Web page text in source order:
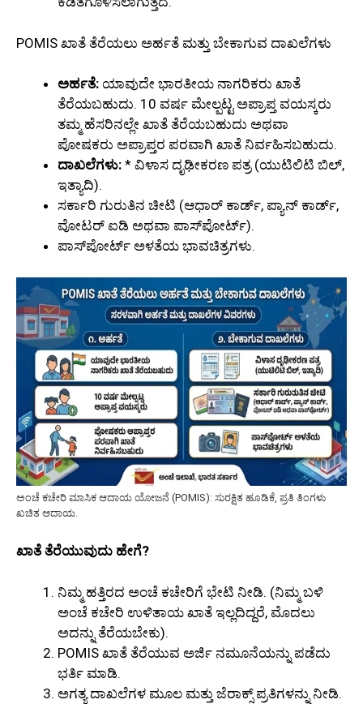
POMIS ಖಾತೆ ತೆರೆಯಲು ಅರ್ಹತೆ ಮತ್ತು ಬೇಕಾಗುವ ದಾಖಲೆಗಳು
ಅರ್ಹತೆ: ಯಾವುದೇ ಭಾರತೀಯ ನಾಗರಿಕರು ಖಾತೆ
ತೆರೆಯಬಹುದು. 10 ವರ್ಷ ಮೇಲ್ಪಟ್ಟ ಅಪ್ರಾಪ್ತ ವಯಸ್ಕರು
ತಮ್ಮ ಹೆಸರಿನಲ್ಲೇ ಖಾತೆ ತೆರೆಯಬಹುದು ಅಥವಾ
ಪೋಷಕರು ಅಪ್ರಾಪ್ತರ ಪರವಾಗಿ ಖಾತೆ ನಿರ್ವಹಿಸಬಹುದು.
ದಾಖಲೆಗಳು: * ವಿಳಾಸ ದೃಢೀಕರಣ ಪತ್ರ (ಯುಟಿಲಿಟಿ ಬಿಲ್,
ಇತ್ಯಾದಿ).
ಸರ್ಕಾರಿ ಗುರುತಿನ ಚೀಟಿ (ಆಧಾರ್ ಕಾರ್ಡ್, ಪ್ಯಾನ್ ಕಾರ್ಡ್,
ವೋಟರ್ ಐಡಿ ಅಥವಾ ಪಾಸ್‌ಪೋರ್ಟ್).
ಪಾಸ್‌ಪೋರ್ಟ್ ಅಳತೆಯ ಭಾವಚಿತ್ರಗಳು.
ಅಂಚೆ ಕಚೇರಿ ಮಾಸಿಕ ಆದಾಯ ಯೋಜನೆ (POMIS): ಸುರಕ್ಷಿತ ಹೂಡಿಕೆ, ಪ್ರತಿ ತಿಂಗಳು
ಖಚಿತ ಆದಾಯ.
ಖಾತೆ ತೆರೆಯುವುದು ಹೇಗೆ?
ನಿಮ್ಮ ಹತ್ತಿರದ ಅಂಚೆ ಕಚೇರಿಗೆ ಭೇಟಿ ನೀಡಿ. (ನಿಮ್ಮ ಬಳಿ
ಅಂಚೆ ಕಚೇರಿ ಉಳಿತಾಯ ಖಾತೆ ಇಲ್ಲದಿದ್ದರೆ, ಮೊದಲು
ಅದನ್ನು ತೆರೆಯಬೇಕು).
POMIS ಖಾತೆ ತೆರೆಯುವ ಅರ್ಜಿ ನಮೂನೆಯನ್ನು ಪಡೆದು
ಭರ್ತಿ ಮಾಡಿ.
ಅಗತ್ಯ ದಾಖಲೆಗಳ ಮೂಲ ಮತ್ತು ಜೆರಾಕ್ಸ್ ಪ್ರತಿಗಳನ್ನು ನೀಡಿ.